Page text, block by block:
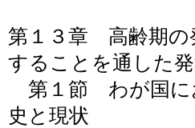
第１３章 高齢期の
することを通した
第１節 わが国に
史と現状